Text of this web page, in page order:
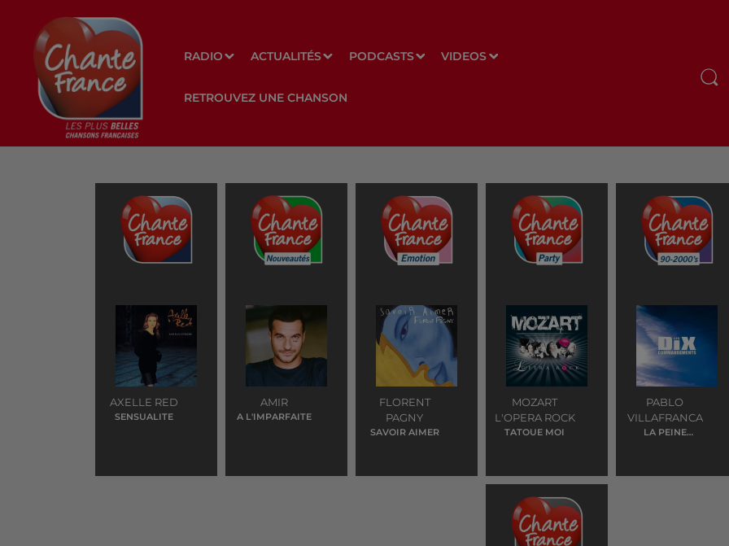
RADIO ACTUALITÉS PODCASTS VIDEOS
RETROUVEZ UNE CHANSON
AXELLE RED
SENSUALITE
AMIR
A L'IMPARFAITE
FLORENT
PAGNY
SAVOIR AIMER
MOZART
L'OPERA ROCK
TATOUE MOI
PABLO
VILLAFRANCA
LA PEINE